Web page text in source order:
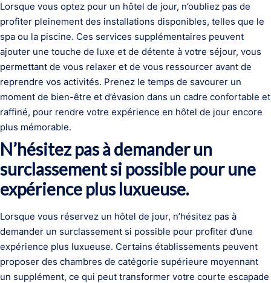
Lorsque vous optez pour un hôtel de jour, n’oubliez pas de
profiter pleinement des installations disponibles, telles que le
spa ou la piscine. Ces services supplémentaires peuvent
ajouter une touche de luxe et de détente à votre séjour, vous
permettant de vous relaxer et de vous ressourcer avant de
reprendre vos activités. Prenez le temps de savourer un
moment de bien-être et d’évasion dans un cadre confortable et
raffiné, pour rendre votre expérience en hôtel de jour encore
plus mémorable.
N’hésitez pas à demander un
surclassement si possible pour une
expérience plus luxueuse.
Lorsque vous réservez un hôtel de jour, n’hésitez pas à
demander un surclassement si possible pour profiter d’une
expérience plus luxueuse. Certains établissements peuvent
proposer des chambres de catégorie supérieure moyennant
un supplément, ce qui peut transformer votre courte escapade